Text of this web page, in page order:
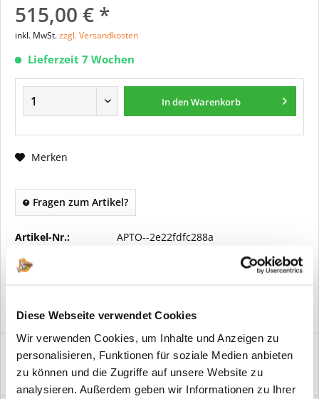
Diese Webseite verwendet Cookies
Wir verwenden Cookies, um Inhalte und Anzeigen zu
personalisieren, Funktionen für soziale Medien anbieten
zu können und die Zugriffe auf unsere Website zu
analysieren. Außerdem geben wir Informationen zu Ihrer
515,00 € *
inkl. MwSt.zzgl. Versandkosten
Lieferzeit 7 Wochen
In denWarenkorb
Merken
Fragen zum Artikel?
Artikel-Nr.: APTO--2e22fdfc288a
Vorteile
Windfangelemente online am Bildschirm konfigurieren und
einbaufertig bestellen. In wenigen...